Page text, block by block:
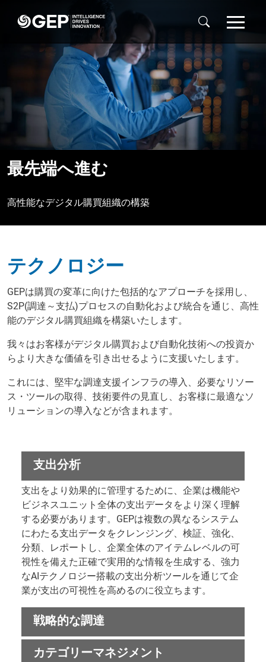
最先端へ進む
高性能なデジタル購買組織の構築
テクノロジー
GEPは購買の変革に向けた包括的なアプローチを採用し、
S2P(調達～支払)プロセスの自動化および統合を通じ、高性
能のデジタル購買組織を構築いたします。
我々はお客様がデジタル購買および自動化技術への投資か
らより大きな価値を引き出せるように支援いたします。
これには、堅牢な調達支援インフラの導入、必要なリソー
ス・ツールの取得、技術要件の見直し、お客様に最適なソ
リューションの導入などが含まれます。
支出分析
支出をより効果的に管理するために、企業は機能や
ビジネスユニット全体の支出データをより深く理解
する必要があります。GEPは複数の異なるシステム
にわたる支出データをクレンジング、検証、強化、
分類、レポートし、企業全体のアイテムレベルの可
視性を備えた正確で実用的な情報を生成する、強力
なAIテクノロジー搭載の支出分析ツールを通じて企
業が支出の可視性を高めるのに役立ちます。
戦略的な調達
カテゴリーマネジメント